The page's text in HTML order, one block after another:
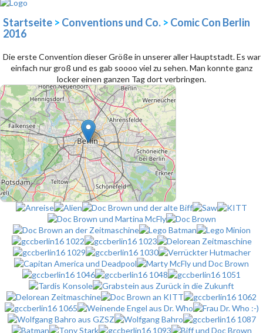
Startseite > Conventions und Co. > Comic Con Berlin
2016
Die erste Convention dieser Größe in unserer aller Hauptstadt. Es war
einfach nur groß und es gab soooo viel zu sehen. Man konnte ganz
locker einen ganzen Tag dort verbringen.